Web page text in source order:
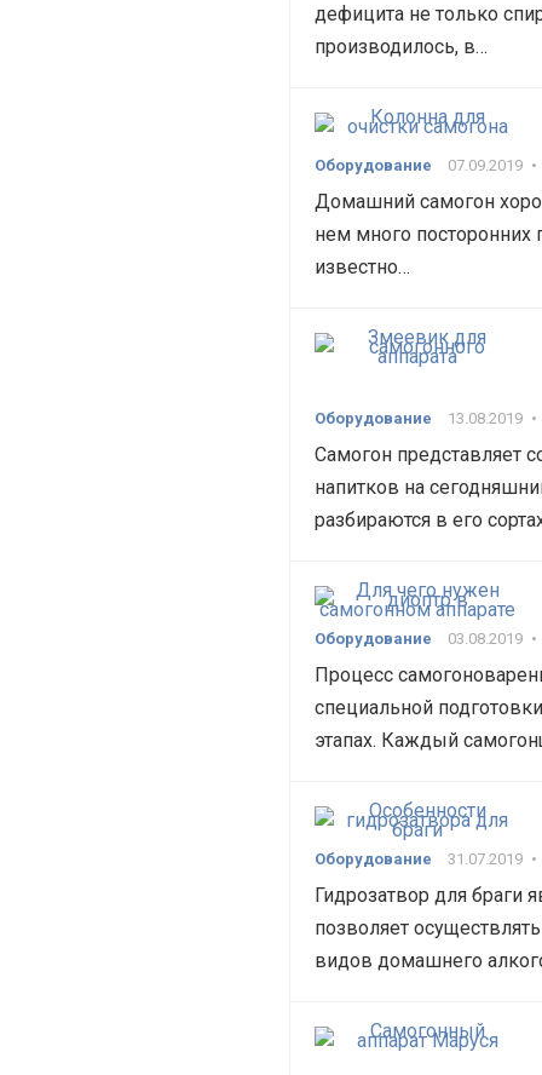
дефицита не только
производилось, в…
Оборудование 07.09.2019 •
Домашний самогон
нем много
известно…
Оборудование 13.08.2019 •
Самогон представляет
напитков на
разбираются в его
Оборудование 03.08.2019 •
Процесс
специальной
этапах. Каждый
Оборудование 31.07.2019 •
Гидрозатвор для браги
позволяет
видов домашнего